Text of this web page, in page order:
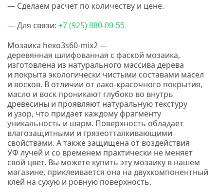
— Сделаем расчет по количеству и цене.
— Для связи: +7 (925) 880-09-55
Мозаика hexo3s60-mix2 —
деревянная шлифованная с фаской мозаика,
изготовлена из натурального массива дерева
и покрыта экологически чистыми составами масел
и восков. В отличии от лако-красочного покрытия,
масло и воск проникают глубоко во внутрь
древесины и проявляют натуральную текстуру
и узор, что придает каждому фрагменту
уникальность и шарм. Поверхность обладает
влагозащитными и грязеотталкивающими
свойствами. А также защищена от воздействия
УФ лучей и со временем практически не меняет
свой цвет. Вы можете купить эту мозаику в нашем
магазине, приклеивается она на двухкомпонентный
клей на сухую и ровную поверхность.